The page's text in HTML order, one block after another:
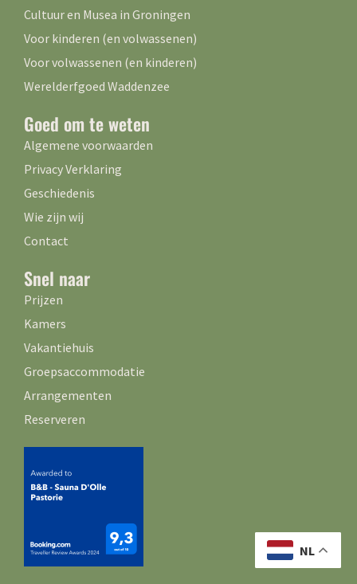
Cultuur en Musea in Groningen
Voor kinderen (en volwassenen)
Voor volwassenen (en kinderen)
Werelderfgoed Waddenzee
Goed om te weten
Algemene voorwaarden
Privacy Verklaring
Geschiedenis
Wie zijn wij
Contact
Snel naar
Prijzen
Kamers
Vakantiehuis
Groepsaccommodatie
Arrangementen
Reserveren
NL